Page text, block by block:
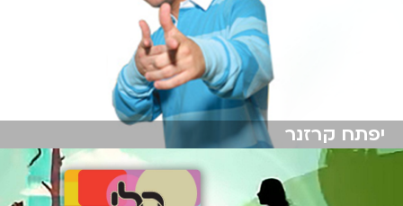
יפתח קרזנר